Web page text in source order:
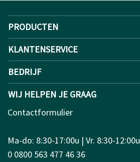
PRODUCTEN
KLANTENSERVICE
BEDRIJF
WIJ HELPEN JE GRAAG
Contactformulier
Ma-do: 8:30-17:00u | Vr. 8:30-12:00u
0 0800 563 477 46 36